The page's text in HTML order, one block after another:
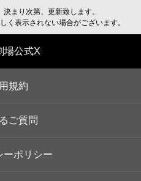
まり次第、更新致します。
く表示されない場合がございます。
場公式X
規約
ご質問
ーポリシー